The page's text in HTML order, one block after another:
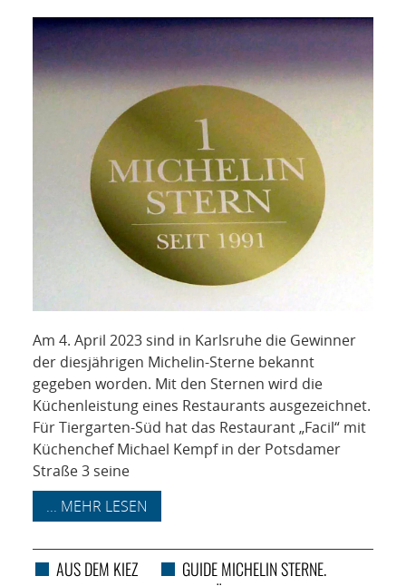
SPONSORING
KONTAKT
Am 4. April 2023 sind in Karlsruhe die Gewinner
der diesjährigen Michelin-Sterne bekannt
gegeben worden. Mit den Sternen wird die
Küchenleistung eines Restaurants ausgezeichnet.
Für Tiergarten-Süd hat das Restaurant „Facil“ mit
Küchenchef Michael Kempf in der Potsdamer
Straße 3 seine
... MEHR LESEN
AUS DEM KIEZ
GUIDE MICHELIN STERNE.